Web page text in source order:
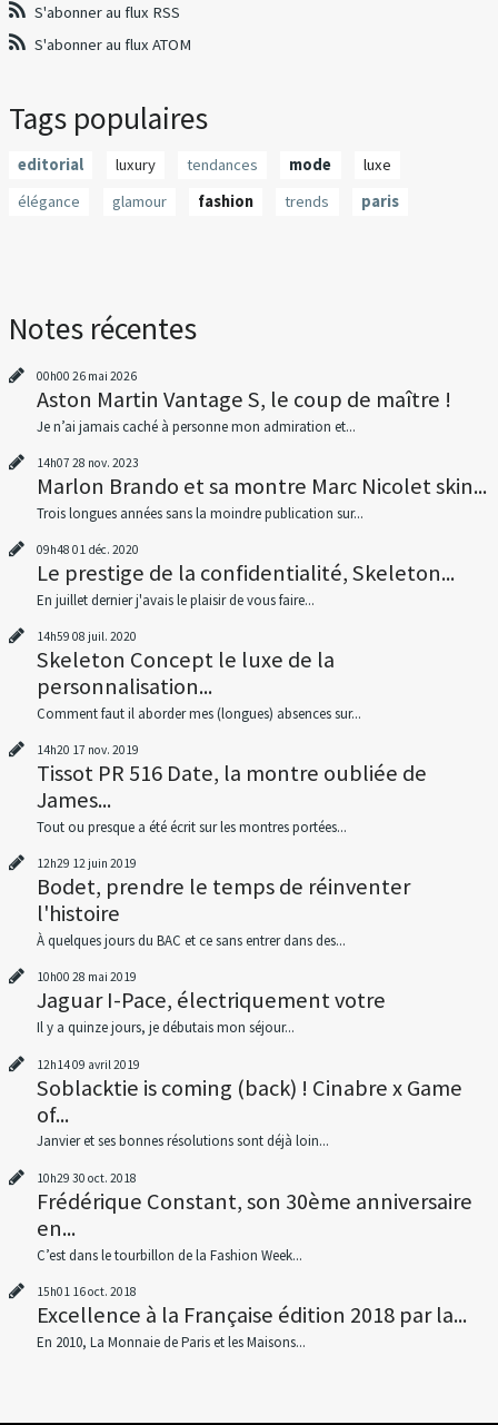
S'abonner au flux RSS
S'abonner au flux ATOM
Tags populaires
editorial luxury tendances mode
luxe
élégance
glamour fashion trends paris
Notes récentes
00h00 26 mai 2026
Aston Martin Vantage S, le coup de maître !
Je n’ai jamais caché à personne mon admiration et...
14h07 28 nov. 2023
Marlon Brando et sa montre Marc Nicolet skin...
Trois longues années sans la moindre publication sur...
09h48 01 déc. 2020
Le prestige de la confidentialité, Skeleton...
En juillet dernier j'avais le plaisir de vous faire...
14h59 08 juil. 2020
Skeleton Concept le luxe de la
personnalisation...
Comment faut il aborder mes (longues) absences sur...
14h20 17 nov. 2019
Tissot PR 516 Date, la montre oubliée de
James...
Tout ou presque a été écrit sur les montres portées...
12h29 12 juin 2019
Bodet, prendre le temps de réinventer
l'histoire
À quelques jours du BAC et ce sans entrer dans des...
10h00 28 mai 2019
Jaguar I-Pace, électriquement votre
Il y a quinze jours, je débutais mon séjour...
12h1409 avril 2019
Soblacktie is coming (back) ! Cinabre x Game
of...
Janvier et ses bonnes résolutions sont déjà loin...
10h29 30 oct. 2018
Frédérique Constant, son 30ème anniversaire
en...
C’est dans le tourbillon de la Fashion Week...
15h01 16oct. 2018
Excellence à la Française édition 2018 par la...
En 2010, La Monnaie de Paris et les Maisons...